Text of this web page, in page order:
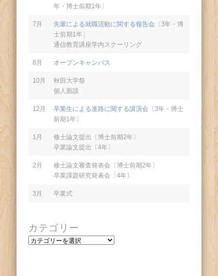
年・博士前期1年〕
7月 先輩による就職活動に関する報告会 〔3年・博
士前期1年〕
通信教育講座学内スクーリング
8月 オープンキャンパス
10月
秋田大学祭
個人面談
12月 卒業生による進路に関する講演会 〔3年・博士
前期1年〕
1月
修士論文提出〔博士前期2年〕
卒業論文提出〔4年〕
2月
修士論文審査発表会〔博士前期2年〕
卒業課題研究発表会〔4年〕
3月 卒業式
カテゴリー
カ